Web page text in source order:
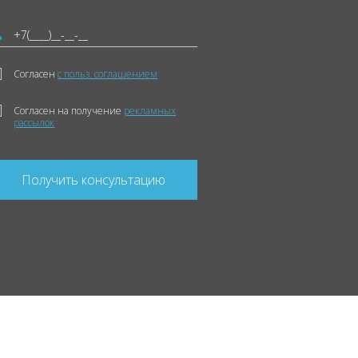
Согласенс польз. соглашением
Согласен на получение рекламных
рассылок
Получить консультацию